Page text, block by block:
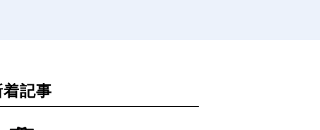
着記事